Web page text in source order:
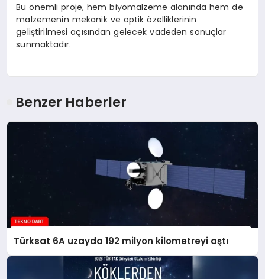
Bu önemli proje, hem biyomalzeme alanında hem de
malzemenin mekanik ve optik özelliklerinin
geliştirilmesi açısından gelecek vadeden sonuçlar
sunmaktadır.
Benzer Haberler
Türksat 6A uzayda 192 milyon kilometreyi aştı